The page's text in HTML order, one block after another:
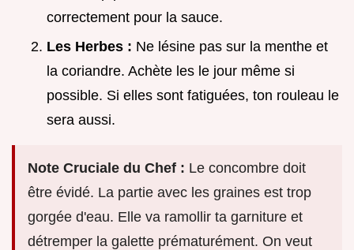
correctement pour la sauce.
Les Herbes : Ne lésine pas sur la menthe et
la coriandre. Achète les le jour même si
possible. Si elles sont fatiguées, ton rouleau le
sera aussi.
Note Cruciale du Chef : Le concombre doit
être évidé. La partie avec les graines est trop
gorgée d'eau. Elle va ramollir ta garniture et
détremper la galette prématurément. On veut